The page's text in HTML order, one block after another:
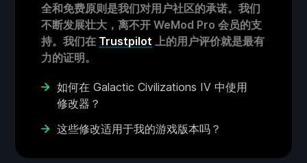
全和免费原则是我们对用户社区的承诺。我们
不断发展壮大，离不开 WeMod Pro 会员的支
持。我们在 Trustpilot 上的用户评价就是最有
力的证明。
如何在 Galactic Civilizations IV 中使用
修改器？
这些修改适用于我的游戏版本吗？